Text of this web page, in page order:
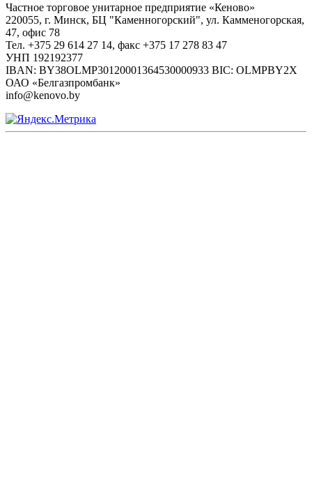
Частное торговое унитарное предприятие «Кеново»
220055, г. Минск, БЦ "Каменногорский", ул. Камменогорская,
47, офис 78
Тел. +375 29 614 27 14, факс +375 17 278 83 47
УНП 192192377
IBAN: BY38OLMP30120001364530000933 BIC: OLMPBY2X
ОАО «Белгазпромбанк»
info@kenovo.by